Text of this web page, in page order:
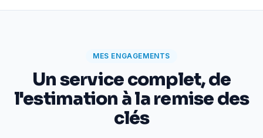
MES ENGAGEMENTS
Un service complet, de
l'estimation à la remise des
clés